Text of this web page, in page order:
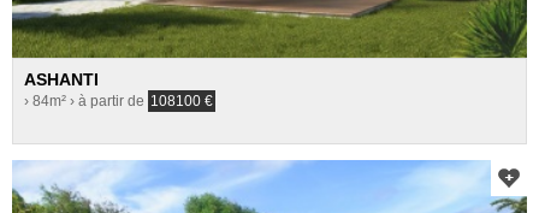
ASHANTI
› 84m² › à partir de 108100 €